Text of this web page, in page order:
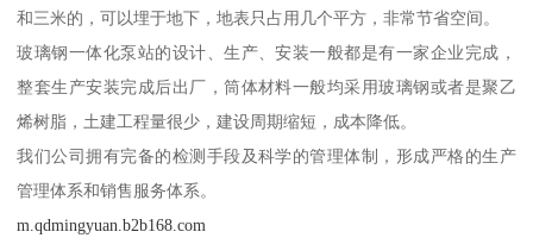
和三米的，可以埋于地下，地表只占用几个平方，非常节省空间。
玻璃钢一体化泵站的设计、生产、安装一般都是有一家企业完成，
整套生产安装完成后出厂，筒体材料一般均采用玻璃钢或者是聚乙
烯树脂，土建工程量很少，建设周期缩短，成本降低。
我们公司拥有完备的检测手段及科学的管理体制，形成严格的生产
管理体系和销售服务体系。
m.qdmingyuan.b2b168.com